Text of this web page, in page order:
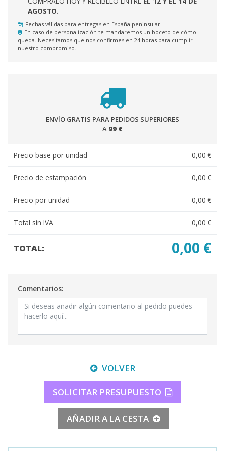
AGOSTO.
Fechas válidas para entregas en España peninsular.
En caso de personalización te mandaremos un boceto de cómo
queda. Necesitamos que nos confirmes en 24 horas para cumplir
nuestro compromiso.
ENVÍO GRATIS PARA PEDIDOS SUPERIORES
A 99 €
Precio base por unidad 0,00 €
Precio de estampación 0,00 €
Precio por unidad 0,00 €
Total sin IVA 0,00 €
TOTAL: 0,00 €
Comentarios:
VOLVER
SOLICITAR PRESUPUESTO
AÑADIR A LA CESTA